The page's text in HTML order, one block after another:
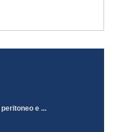
e ...